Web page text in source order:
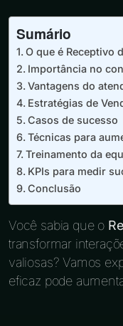
Sumário
O que é Receptivo
Importância no
Vantagens do
Estratégias de
Casos de sucesso
Técnicas para
Treinamento da
KPIs para medir
Conclusão
Você sabia que o
transformar
valiosas? Vamos
eficaz pode